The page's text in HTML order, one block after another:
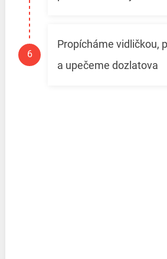
Propícháme vidličkou,
a upečeme dozlatova